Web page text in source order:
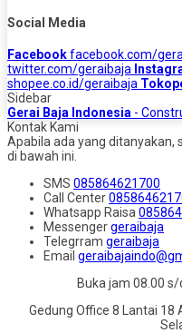
Social Media
Facebookfacebook.com/
twitter.com/geraibaja
shopee.co.id/geraibaja
Sidebar
Gerai Baja Indonesia -
Kontak Kami
Apabila ada yang ditanyakan,
di bawah ini.
SMS 085864621700
Call Center
Whatsapp Raisa
Messengergeraibaja
Telegrram geraibaja
Email
Buka jam 08.00
Gedung Office 8 Lantai 18